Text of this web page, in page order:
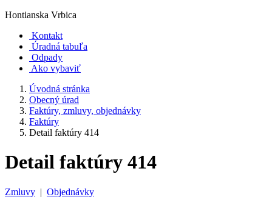
Hontianska Vrbica
Kontakt
Úradná tabuľa
Odpady
Ako vybaviť
Úvodná stránka
Obecný úrad
Faktúry, zmluvy, objednávky
Faktúry
Detail faktúry 414
Detail faktúry 414
Zmluvy | Objednávky